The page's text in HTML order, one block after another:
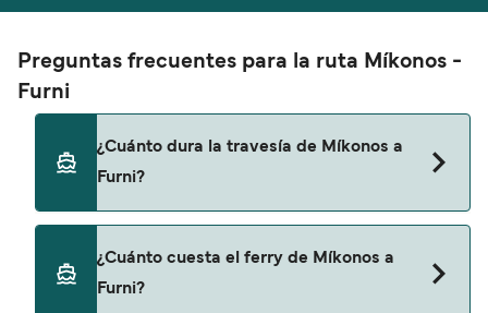
Preguntas frecuentes para la ruta Míkonos -
Furni
¿Cuánto dura la travesía de Míkonos a
Furni?
Furni es de aproximadamente 3 horas 15 minutos.
La duración de la travesía puede variar de una
¿Cuánto cuesta el ferry de Míkonos a
Furni?